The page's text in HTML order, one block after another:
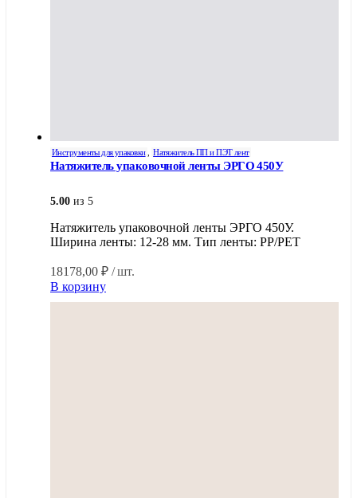
Инструменты для упаковки , Натяжитель ПП и ПЭТ лент
Натяжитель упаковочной ленты ЭРГО 450У
5.00 из 5
Натяжитель упаковочной ленты ЭРГО 450У.
Ширина ленты: 12-28 мм. Тип ленты: PP/PET
18178,00 ₽ / шт.
В корзину